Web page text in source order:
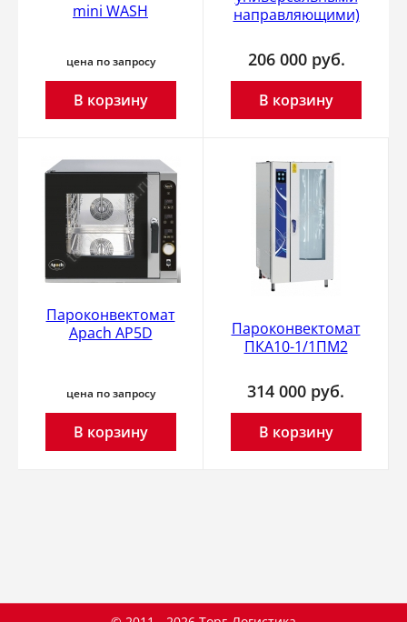
mini WASH
цена по запросу
В корзину
направляющими)
206 000 руб.
В корзину
Пароконвектомат
Apach AP5D
цена по запросу
В корзину
Пароконвектомат
ПКА10-1/1ПМ2
314 000 руб.
В корзину